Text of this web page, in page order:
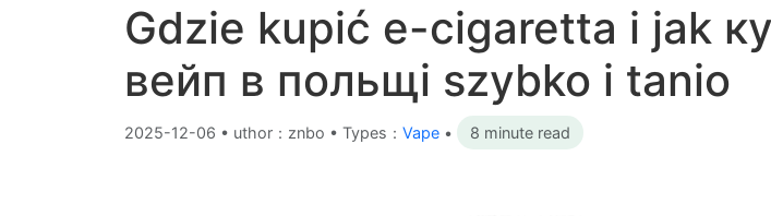
Gdzie kupić e-cigaretta i jak
вейп в польщі szybko i tanio
2025-12-06 • uthor：znbo • Types： Vape • 8 minute read